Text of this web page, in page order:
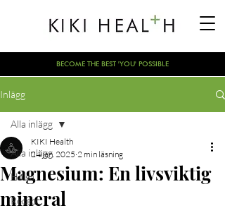
BECOME THE BEST 'YOU' POSSIBLE
Inlägg
Alla inlägg
Hälsa
Recept
Alla inlägg
Magnesium: En livsviktig
mineral
KIKI Health
24 jan. 2025 2 min läsning